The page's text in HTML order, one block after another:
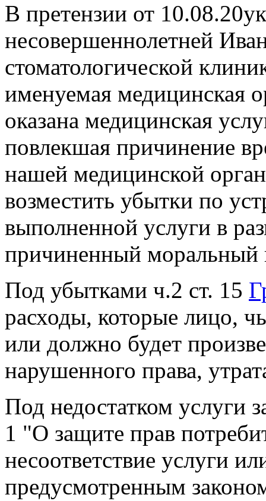
В претензии от
несовершеннолетней
стоматологической
именуемая медицинская
оказана медицинская
повлекшая причинение
нашей медицинской
возместить убытки по
выполненной услуги в
причиненный моральный
Под убытками ч.2 ст. 15
расходы, которые лицо,
или должно будет
нарушенного права,
Под недостатком услуги
1 "О защите прав
несоответствие услуги
предусмотренным